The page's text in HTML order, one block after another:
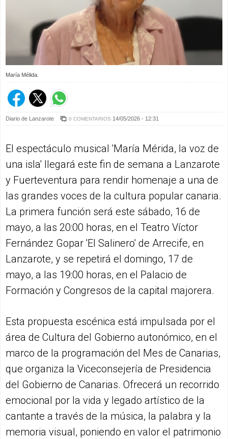
María Mélida.
Diario de Lanzarote 0 COMENTARIOS 14/05/2026 - 12:31
El espectáculo musical 'María Mérida, la voz de
una isla' llegará este fin de semana a Lanzarote
y Fuerteventura para rendir homenaje a una de
las grandes voces de la cultura popular canaria.
La primera función será este sábado, 16 de
mayo, a las 20:00 horas, en el Teatro Víctor
Fernández Gopar 'El Salinero' de Arrecife, en
Lanzarote, y se repetirá el domingo, 17 de
mayo, a las 19:00 horas, en el Palacio de
Formación y Congresos de la capital majorera.
Esta propuesta escénica está impulsada por el
área de Cultura del Gobierno autonómico, en el
marco de la programación del Mes de Canarias,
que organiza la Viceconsejería de Presidencia
del Gobierno de Canarias. Ofrecerá un recorrido
emocional por la vida y legado artístico de la
cantante a través de la música, la palabra y la
memoria visual, poniendo en valor el patrimonio